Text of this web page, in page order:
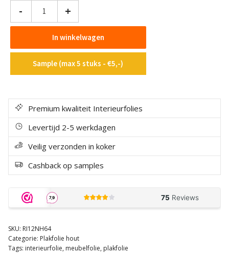
-
NH64
Pale
+
In winkelwagen
Sample (max 5 stuks - €5,-)
Premium kwaliteit Interieurfolies
Levertijd 2-5 werkdagen
Veilig verzonden in koker
Cashback op samples
SKU: RI12NH64
Categorie: Plakfolie hout
Tags: interieurfolie, meubelfolie, plakfolie